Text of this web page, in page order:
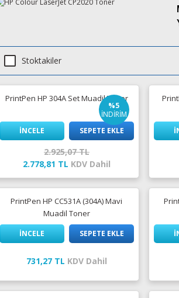
Stoktakiler
%5
İNDİRİM
PrintPen HP 304A Set Muadil Toner
İNCELE SEPETE EKLE
2.925,07 TL
2.778,81 TL KDV Dahil
PrintPen HP CC531A (304A) Mavi
Muadil Toner
İNCELE SEPETE EKLE
731,27 TL KDV Dahil